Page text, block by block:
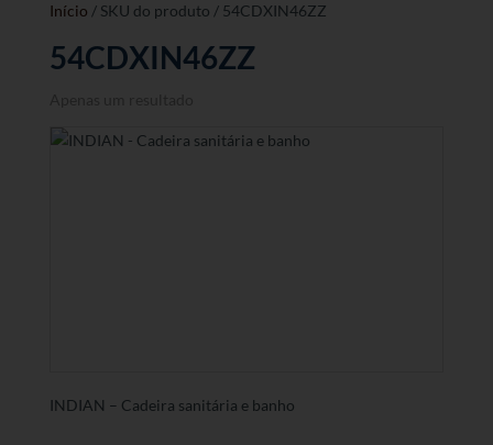
Início / SKU do produto / 54CDXIN46ZZ
54CDXIN46ZZ
INDIAN – Cadeira sanitária e banho